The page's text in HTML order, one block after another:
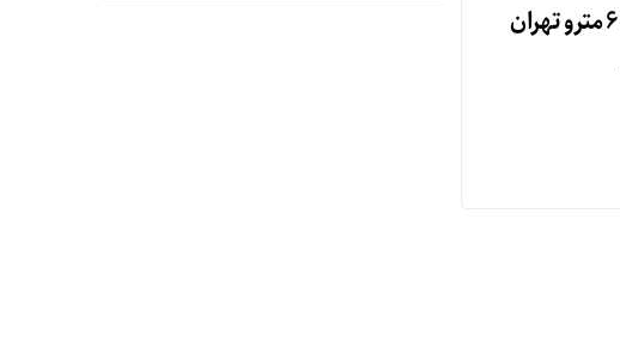
افتتاح فاز اول خط ۶ مترو تهران